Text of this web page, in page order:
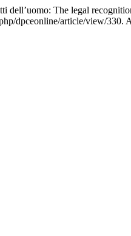
dell’uomo: The legal
dpceonline/article/view/330.